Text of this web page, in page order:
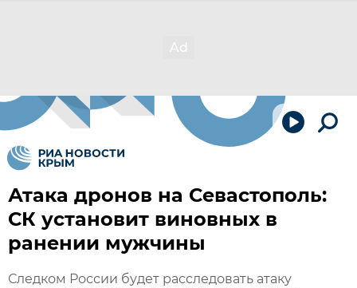
Атака дронов на Севастополь:
СК установит виновных в
ранении мужчины
Следком России будет расследовать атаку